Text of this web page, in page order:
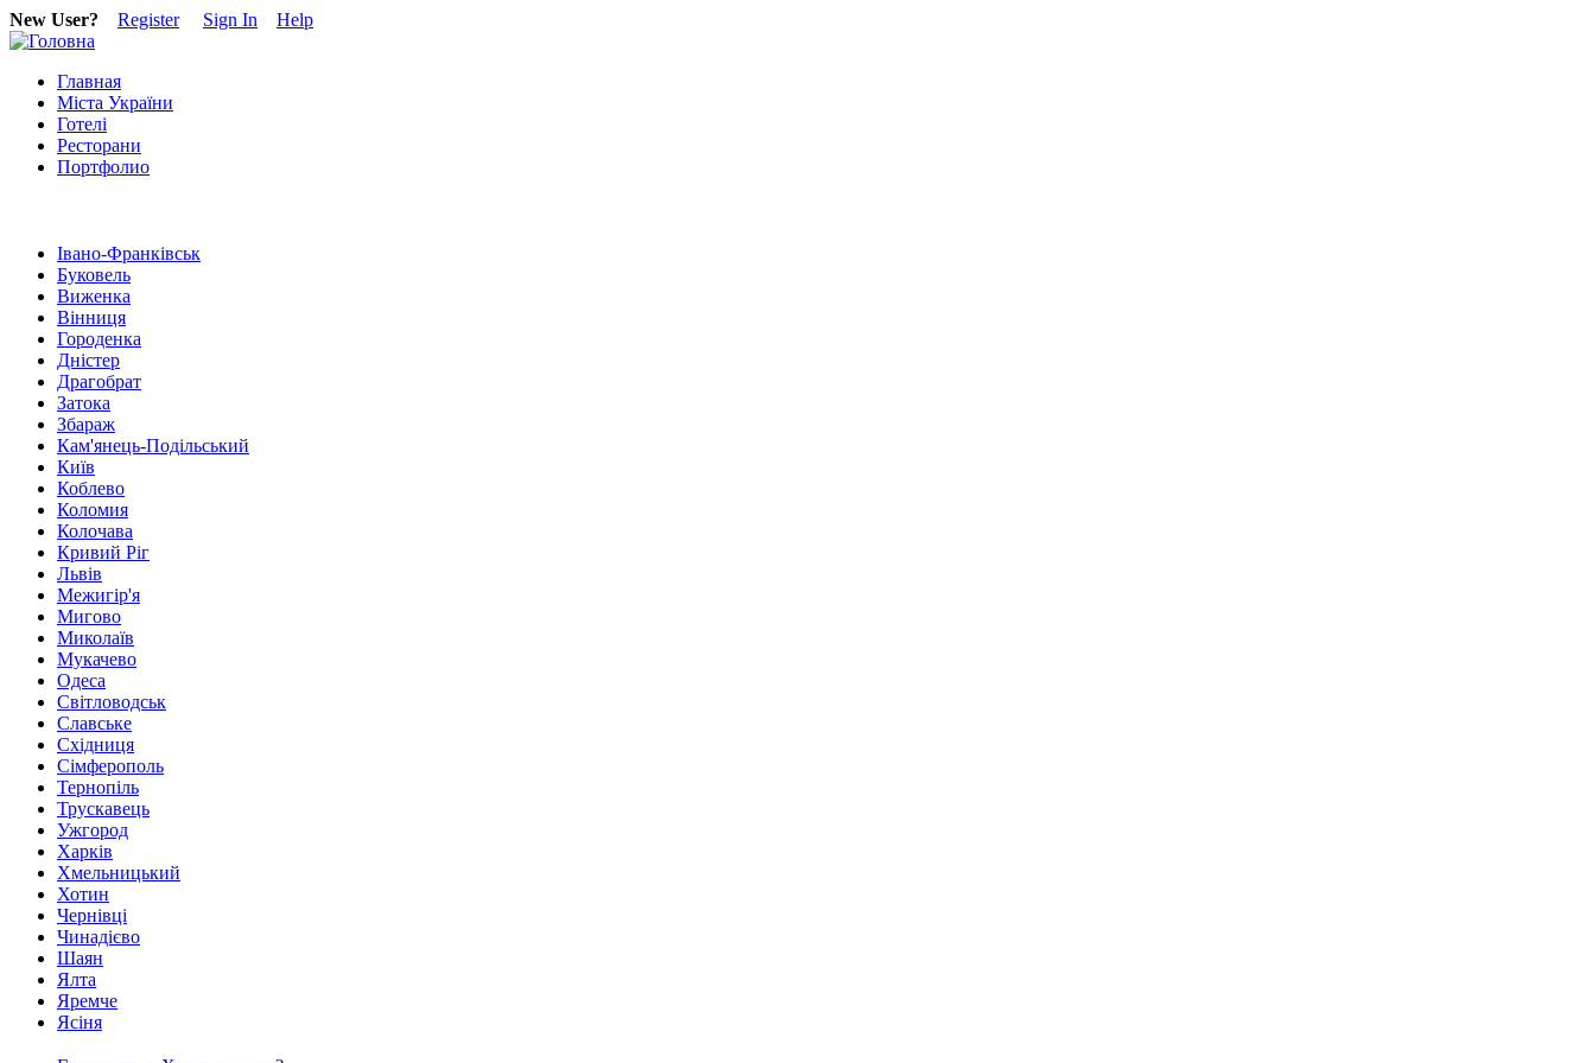
New User? Register Sign In Help
Главная
Міста України
Готелі
Ресторани
Портфолио
Івано-Франківськ
Буковель
Виженка
Вінниця
Городенка
Дністер
Драгобрат
Затока
Збараж
Кам'янець-Подільський
Київ
Коблево
Коломия
Колочава
Кривий Ріг
Львів
Межигір'я
Мигово
Миколаїв
Мукачево
Одеса
Світловодськ
Славське
Східниця
Сімферополь
Тернопіль
Трускавець
Ужгород
Харків
Хмельницький
Хотин
Чернівці
Чинадієво
Шаян
Ялта
Яремче
Ясіня